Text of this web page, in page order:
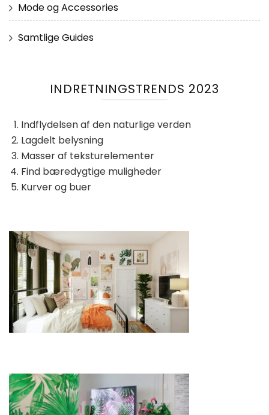
Mode og Accessories
Samtlige Guides
INDRETNINGSTRENDS 2023
Indflydelsen af ​​den naturlige verden
Lagdelt belysning
Masser af teksturelementer
Find bæredygtige muligheder
Kurver og buer